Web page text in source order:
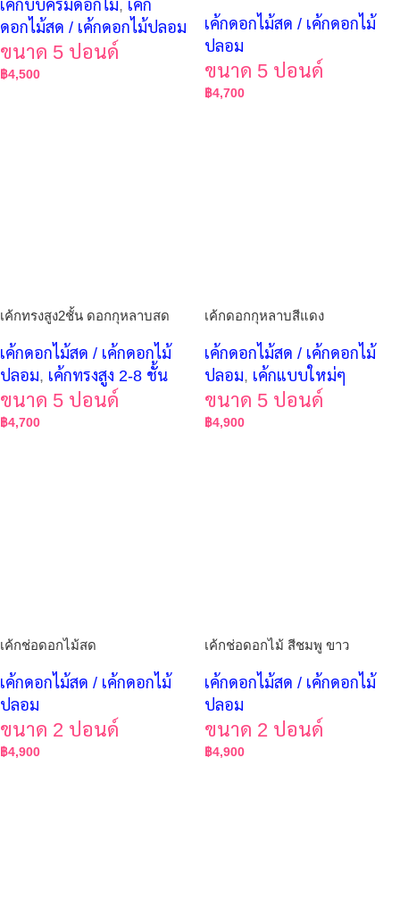
เค้กบีบครีมดอกไม้, เค้ก
ดอกไม้สด / เค้กดอกไม้ปลอม
ขนาด 5 ปอนด์
฿4,500
เค้กดอกไม้สด / เค้กดอกไม้
ปลอม
ขนาด 5 ปอนด์
฿4,700
เค้กทรงสูง2ชั้น ดอกกุหลาบสด
เค้กดอกไม้สด / เค้กดอกไม้
ปลอม, เค้กทรงสูง 2-8 ชั้น
ขนาด 5 ปอนด์
฿4,700
เค้กดอกกุหลาบสีแดง
เค้กดอกไม้สด / เค้กดอกไม้
ปลอม, เค้กแบบใหม่ๆ
ขนาด 5 ปอนด์
฿4,900
เค้กช่อดอกไม้สด
เค้กดอกไม้สด / เค้กดอกไม้
ปลอม
ขนาด 2 ปอนด์
฿4,900
เค้กช่อดอกไม้ สีชมพู ขาว
เค้กดอกไม้สด / เค้กดอกไม้
ปลอม
ขนาด 2 ปอนด์
฿4,900